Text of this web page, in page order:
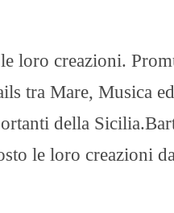
loro creazioni.
tra Mare, Musica
della
le loro creazioni